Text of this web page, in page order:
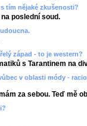
tím nějaké zkušenosti?
poslední soud.
západ - to je western?
s Tarantinem na
v oblasti módy -
za sebou. Teď mě